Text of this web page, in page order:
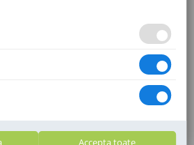
Oradea, Jud. Bihor
le pot combina cu alte informații
Accepta toate